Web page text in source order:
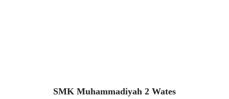
SMK Muhammadiyah 2 Wates